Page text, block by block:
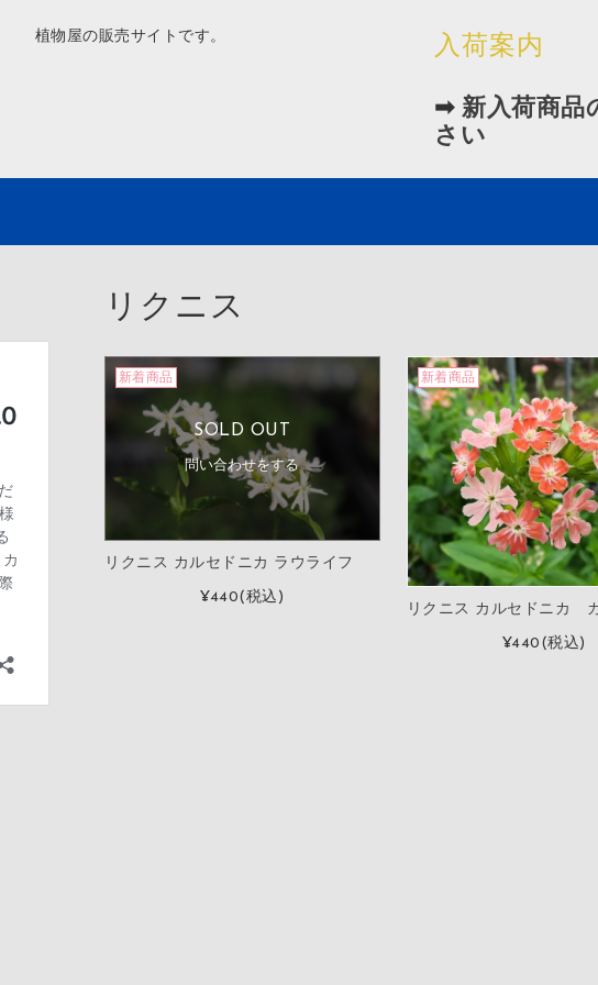
植物屋の販売サイトです。 入荷案内
➡ 新入荷商品
さい
リクニス
新着商品
SOLD OUT
問い合わせをする
リクニス カルセドニカ ラウライフ
¥440(税込)
新着商品
リクニス カルセドニカ
¥440 (税込)